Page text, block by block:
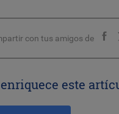
con tus amigos de
este